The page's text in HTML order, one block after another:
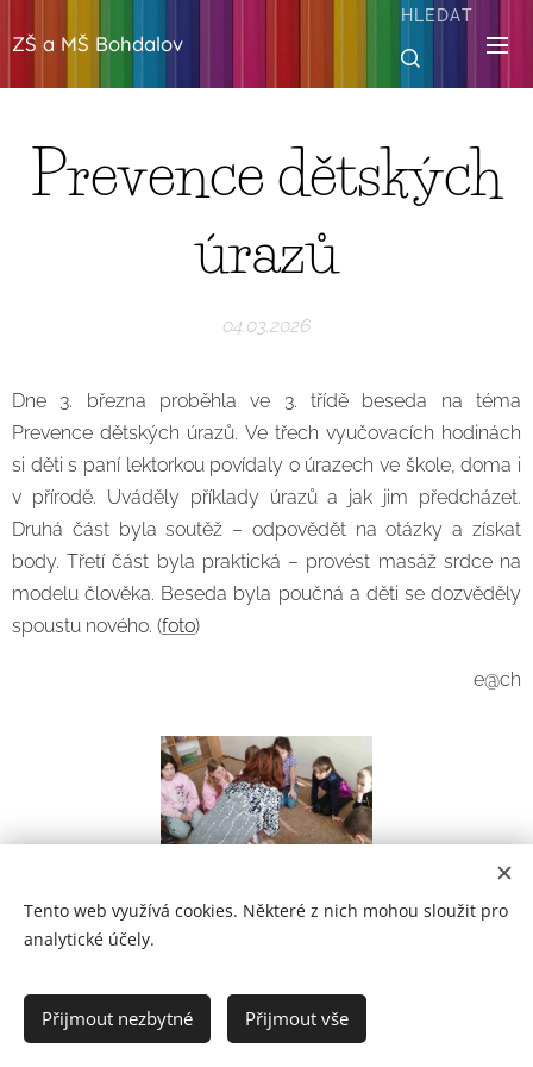
ZŠ a MŠ Bohdalov
HLEDAT
Prevence dětských
úrazů
04.03.2026
Dne 3. března proběhla ve 3. třídě beseda na téma
Prevence dětských úrazů. Ve třech vyučovacích hodinách
si děti s paní lektorkou povídaly o úrazech ve škole, doma i
v přírodě. Uváděly příklady úrazů a jak jim předcházet.
Druhá část byla soutěž – odpovědět na otázky a získat
body. Třetí část byla praktická – provést masáž srdce na
modelu člověka. Beseda byla poučná a děti se dozvěděly
spoustu nového. (foto)
e@ch
Cookies
Tento web využívá cookies. Některé z nich mohou sloužit pro
analytické účely.
Přijmout nezbytné Přijmout vše